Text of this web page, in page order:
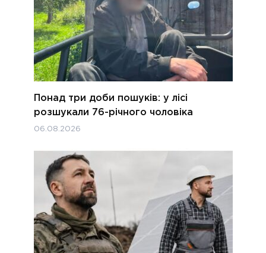
Понад три доби пошуків: у лісі
розшукали 76-річного чоловіка
06.08.2026